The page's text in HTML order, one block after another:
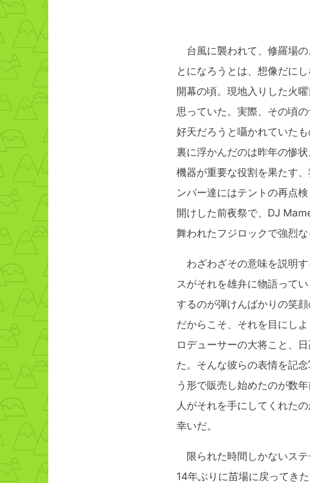
台風に襲われて、修羅場の
とになろうとは、想像だに
開幕の頃。現地入りした火
思っていた。実際、その頃
好天だろうと囁かれていた
裏に浮かんだのは昨年の惨
機器が重要な役割を果たす
ンパー達にはテントの再点
開けした前夜祭で、DJ
舞われたフジロックで強烈な
わざわざその意味を説明す
スがそれを雄弁に物語って
するのが弾けんばかりの笑
だからこそ、それを目にし
ロデューサーの大将こと、
た。そんな彼らの表情を記
う形で販売し始めたのが数
人がそれを手にしてくれた
幸いだ。
限られた時間しかないステ
14年ぶりに苗場に戻ってき